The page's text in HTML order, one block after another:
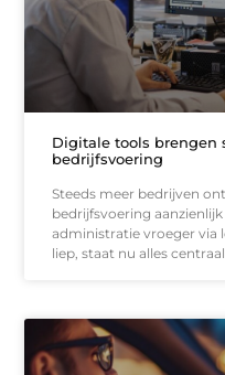
Digitale tools brengen
bedrijfsvoering
Steeds meer bedrijven
bedrijfsvoering
administratie vroeger via
liep, staat nu alles centraal